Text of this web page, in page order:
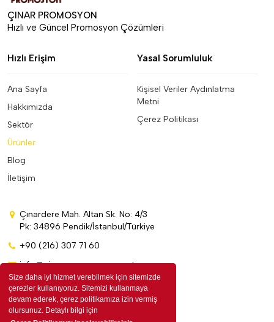
Size daha iyi hizmet verebilmek için sitemizde
çerezler kullanıyoruz. Sitemizi kullanmaya
devam ederek, çerez politikamıza izin vermiş
olursunuz. Detaylı bilgi için
ÇINAR PROMOSYON
Hızlı ve Güncel Promosyon Çözümleri
Hızlı Erişim
Ana Sayfa
Hakkımızda
Sektör
Ürünler
Blog
İletişim
Yasal Sorumluluk
Kişisel Veriler Aydınlatma
Metni
Çerez Politikası
Çınardere Mah. Altan Sk. No: 4/3
Pk: 34896 Pendik/İstanbul/Türkiye
+90 (216) 307 71 60
info@cinarpromosyon.com.tr